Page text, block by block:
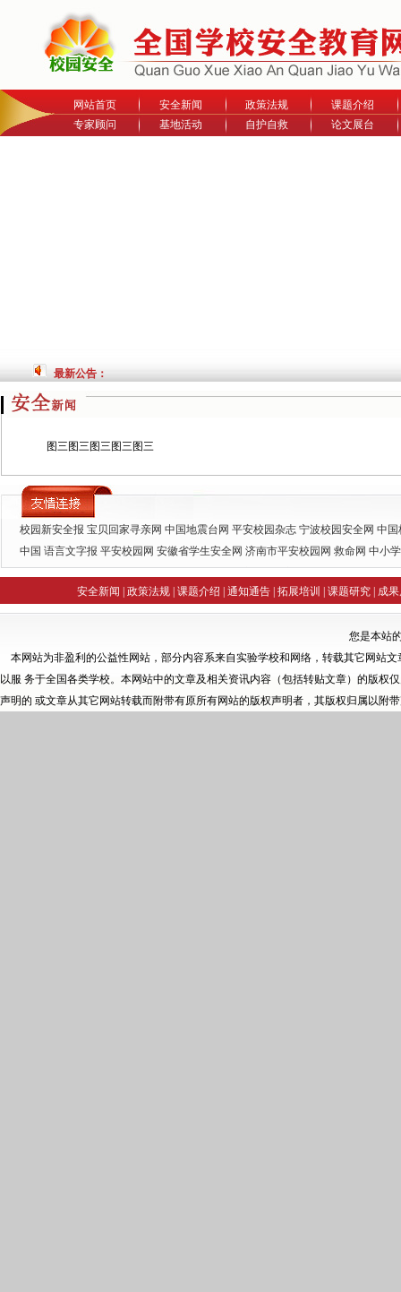
网站首页 安全新闻 政策法规
课题介绍
专家顾问
基地活动 自护自救 论文展台
最新公告：
图三图三图三图三图三
校园新安全报 宝贝回家寻亲网 中国地震台网 平安校园杂志 宁波校园安全网 中国
中国 语言文字报 平安校园网 安徽省学生安全网 济南市平安校园网 救命网 中小
安全新闻
政策法规| 课题介绍 通知通告| 拓展培训 课题研究| 成
您是本站
本网站为非盈利的公益性网站，部分内容系来自实验学校和网络，转载其它网站
以服 务于全国各类学校。本网站中的文章及相关资讯内容（包括转贴文章）的版权
声明的 或文章从其它网站转载而附带有原所有网站的版权声明者，其版权归属以附